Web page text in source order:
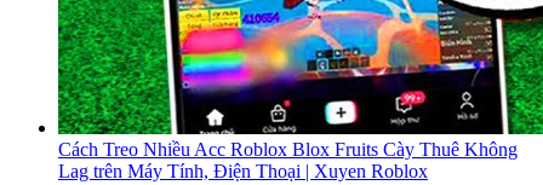
Cách Treo Nhiều Acc Roblox Blox Fruits Cày Thuê Không
Lag trên Máy Tính, Điện Thoại | Xuyen Roblox